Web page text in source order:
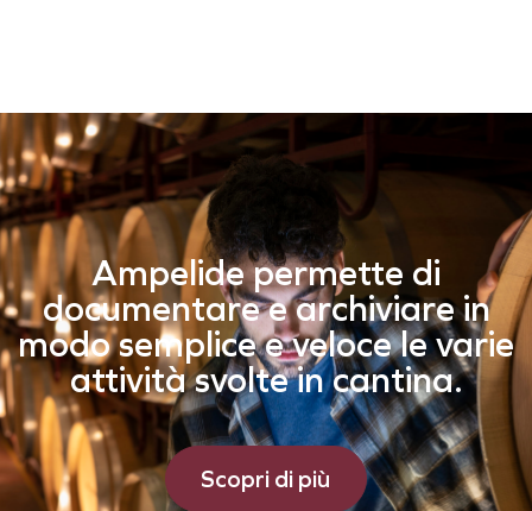
Ampelide permette di
documentare e archiviare in
modo semplice e veloce le varie
attività svolte in cantina.
Scopri di più